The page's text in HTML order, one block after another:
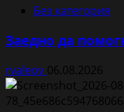
Без категория
Заедно да
rvaleov 06.08.2026